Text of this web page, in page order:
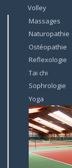
Volley
Massages
Naturopathie
Ostéopathie
Reflexologie
Tai chi
Sophrologie
Yoga